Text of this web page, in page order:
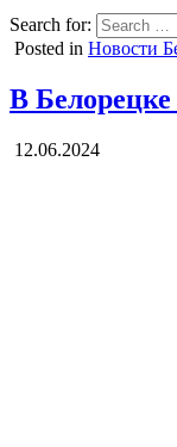
Search for:
Posted in Новости
В
12.06.2024